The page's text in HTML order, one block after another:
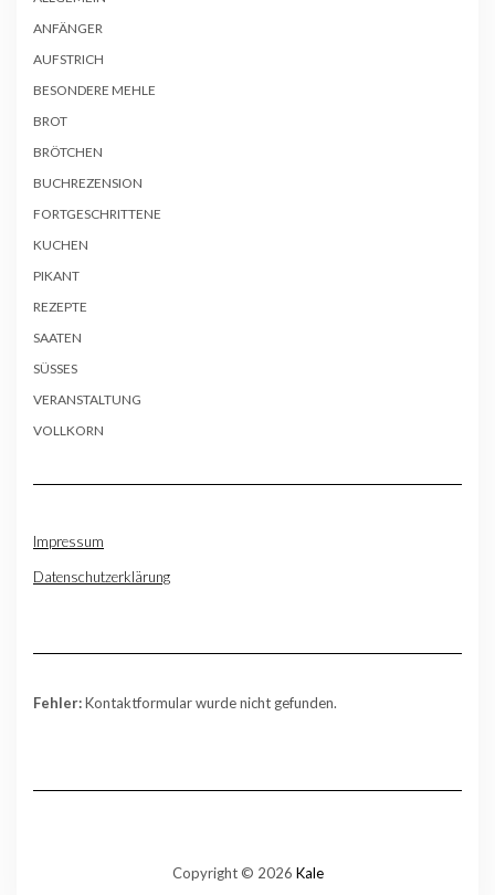
ANFÄNGER
AUFSTRICH
BESONDERE MEHLE
BROT
BRÖTCHEN
BUCHREZENSION
FORTGESCHRITTENE
KUCHEN
PIKANT
REZEPTE
SAATEN
SÜSSES
VERANSTALTUNG
VOLLKORN
Impressum
Datenschutzerklärung
Fehler:Kontaktformular wurde nicht gefunden.
Copyright © 2026 Kale